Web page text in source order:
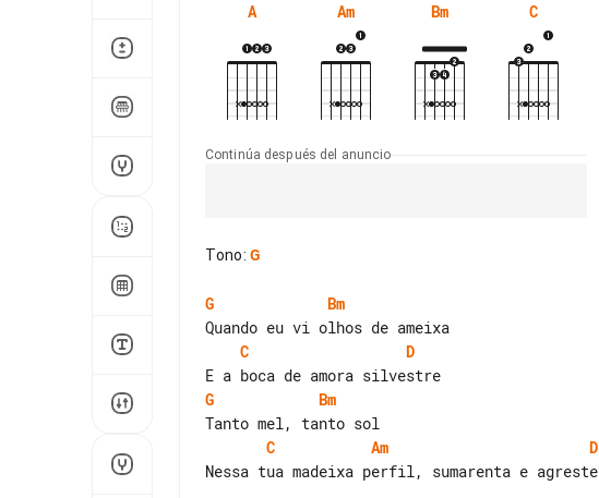
A Am Bm C
Continúa después del anuncio
Tono: G
G
Bm
C
D
G
Bm
C
Am
D
Nessa tua madeixa perfil, sumarenta e agreste